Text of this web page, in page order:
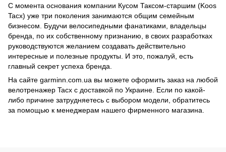
С момента основания компании Кусом Таксом-старшим (Koos
Tacx) уже три поколения занимаются общим семейным
бизнесом. Будучи велосипедными фанатиками, владельцы
бренда, по их собственному признанию, в своих разработках
руководствуются желанием создавать действительно
интересные и полезные продукты. И это, пожалуй, есть
главный секрет успеха бренда.
На сайте garminn.com.ua вы можете оформить заказ на любой
велотренажер Tacx с доставкой по Украине. Если по какой-
либо причине затрудняетесь с выбором модели, обратитесь
за помощью к менеджерам нашего фирменного магазина.